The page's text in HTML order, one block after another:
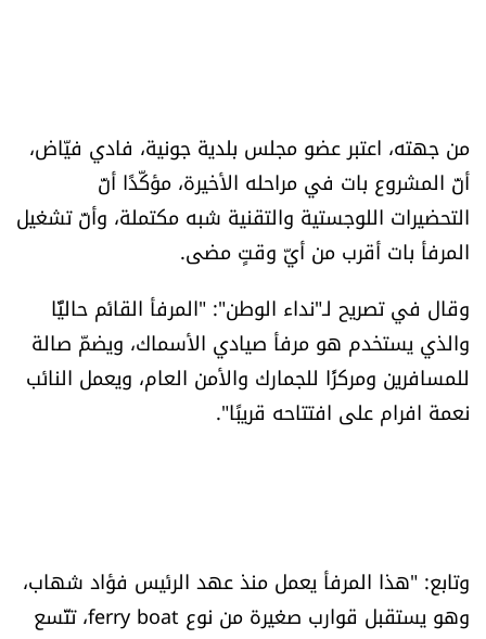
من جهته، اعتبر عضو مجلس بلدية جونية، فادي فيّاض،
أنّ المشروع بات في مراحله الأخيرة، مؤكّدًا أنّ
التحضيرات اللوجستية والتقنية شبه مكتملة، وأنّ تشغيل
المرفأ بات أقرب من أيّ وقتٍ مضى.
وقال في تصريح لـ"نداء الوطن": "المرفأ القائم حاليًّا
والذي يستخدم هو مرفأ صيادي الأسماك، ويضمّ صالة
للمسافرين ومركزًا للجمارك والأمن العام، ويعمل النائب
نعمة افرام على افتتاحه قريبًا".
وتابع: "هذا المرفأ يعمل منذ عهد الرئيس فؤاد شهاب،
وهو يستقبل قوارب صغيرة من نوع ferry boat، تتّسع